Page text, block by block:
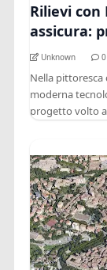
Rilievi con
assicura:
Unknown 0
Nella
moderna
progetto volto